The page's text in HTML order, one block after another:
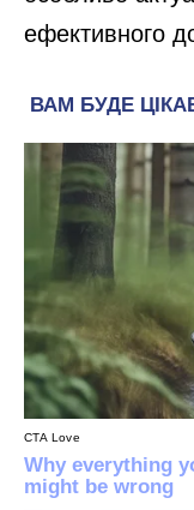
ефективного